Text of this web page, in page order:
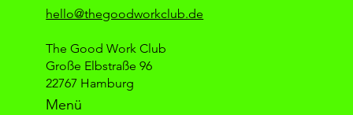
hello@thegoodworkclub.de
The Good Work Club
Große Elbstraße 96
22767 Hamburg
Menü